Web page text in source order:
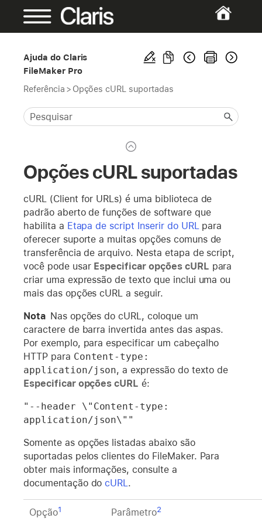
Ajuda do Claris
FileMaker Pro
Referência > Opções cURL suportadas
Opções cURL suportadas
cURL (Client for URLs) é uma biblioteca de
padrão aberto de funções de software que
habilita a Etapa de script Inserir do URLpara
oferecer suporte a muitas opções comuns de
transferência de arquivo. Nesta etapa de script,
você pode usar Especificar opções cURL para
criar uma expressão de texto que inclui uma ou
mais das opções cURL a seguir.
Nota Nas opções do cURL, coloque um
caractere de barra invertida antes das aspas.
Por exemplo, para especificar um cabeçalho
HTTP para Content-type:
application/json, a expressão do texto de
Especificar opções cURL é:
"--header \"Content-type:
application/json\""
Somente as opções listadas abaixo são
suportadas pelos clientes do FileMaker. Para
obter mais informações, consulte a
documentação docURL.
Opção1 Parâmetro2